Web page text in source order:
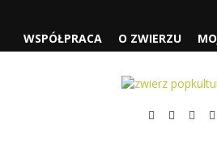
CZYLI... I „FJORD”
MAN: CAŁKIEM NOWY...
DO MNIE...
NOLANA
WSPÓŁPRACA O ZWIERZU